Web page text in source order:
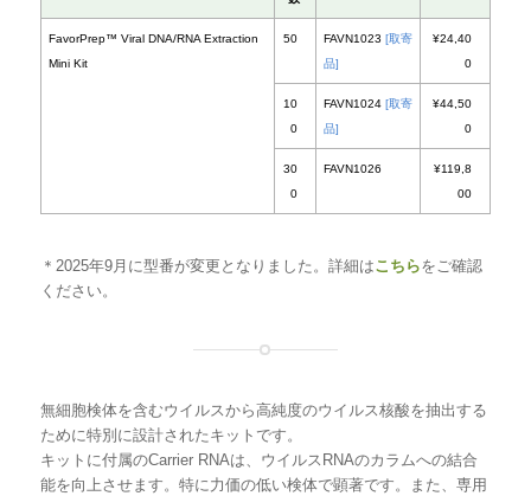
0
品]
＊2025年9月に型番が変更となりました。詳細はこちらをご確認
ください。
無細胞検体を含むウイルスから高純度のウイルス核酸を抽出する
ために特別に設計されたキットです。
キットに付属のCarrier RNAは、ウイルスRNAのカラムへの結合
能を向上させます。特に力価の低い検体で顕著です。また、専用